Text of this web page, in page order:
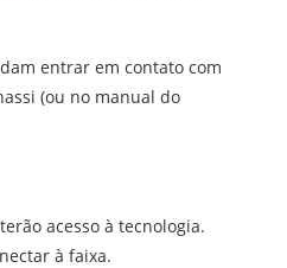
entrar em contato com
(ou no manual do
acesso à tecnologia.
à faixa.